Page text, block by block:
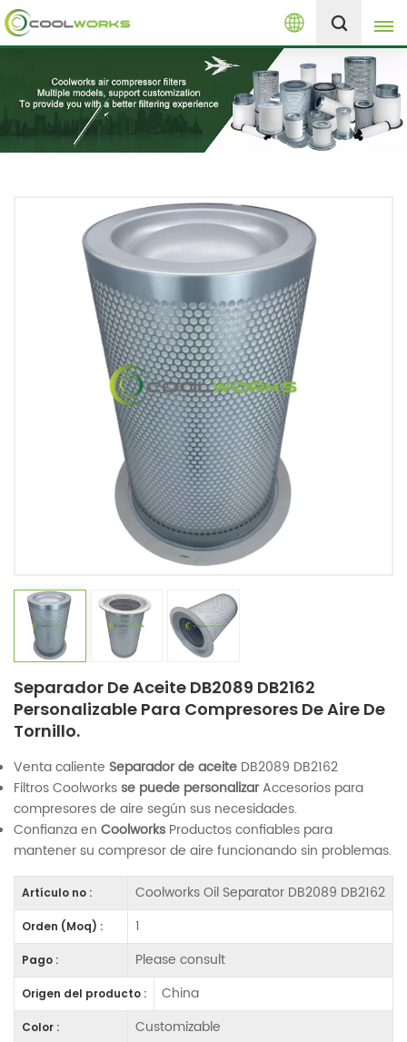
Español
English
español
русский
Melayu
+8613525046291
Separador De Aceite DB2089 DB2162
Personalizable Para Compresores De Aire De
Tornillo.
Venta caliente Separador de aceite DB2089 DB2162
Filtros Coolworks se puede personalizarAccesorios para
compresores de aire según sus necesidades.
Confianza en Coolworks Productos confiables para
mantener su compresor de aire funcionando sin problemas.
Artículo no : Coolworks Oil Separator DB2089 DB2162
Orden (Moq) : 1
Pago : Please consult
Origen del producto : China
Color : Customizable